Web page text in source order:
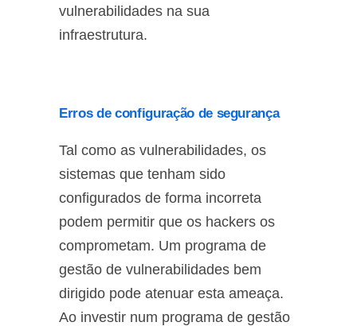
vulnerabilidades na sua
infraestrutura.
Erros de configuração de segurança
Tal como as vulnerabilidades, os
sistemas que tenham sido
configurados de forma incorreta
podem permitir que os hackers os
comprometam. Um programa de
gestão de vulnerabilidades bem
dirigido pode atenuar esta ameaça.
Ao investir num programa de gestão